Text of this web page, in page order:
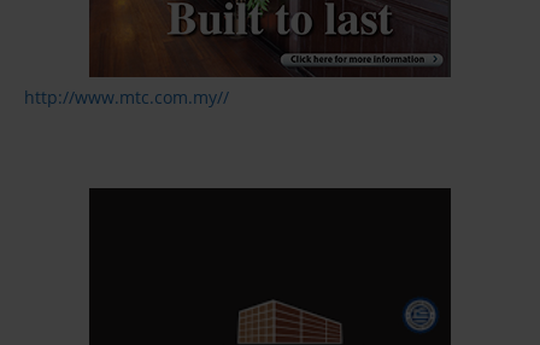
http://www.mtc.com.my//